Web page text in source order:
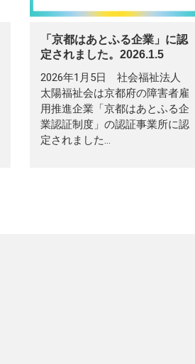
「京都はあとふる企業」に認
定されました。2026.1.5
2026年1月5日 社会福祉法人
太陽福祉会は京都府の障害者雇
用推進企業「京都はあとふる企
業認証制度」の認証事業所に認
定されました…